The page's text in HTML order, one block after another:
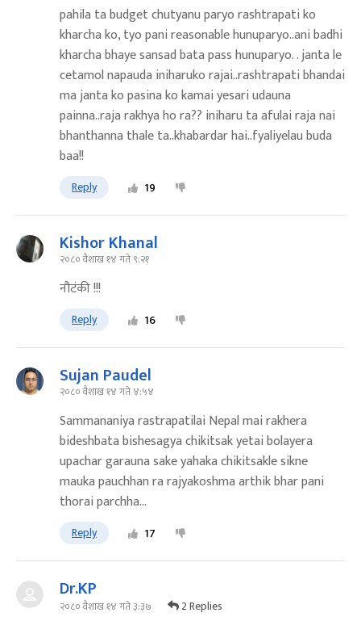
pahila ta budget chutyanu paryo rashtrapati ko
kharcha ko, tyo pani reasonable hunuparyo..ani badhi
kharcha bhaye sansad bata pass hunuparyo. . janta le
cetamol napauda iniharuko rajai..rashtrapati bhandai
ma janta ko pasina ko kamai yesari udauna
painna..raja rakhya ho ra?? iniharu ta afulai raja nai
bhanthanna thale ta..khabardar hai..fyaliyelau buda
baa!!
Reply 19
Kishor Khanal
२०८० वैशाख १४ गते ९:२१
नौटंकी !!!
Reply 16
Sujan Paudel
२०८० वैशाख १४ गते ४:५४
Sammananiya rastrapatilai Nepal mai rakhera
bideshbata bishesagya chikitsak yetai bolayera
upachar garauna sake yahaka chikitsakle sikne
mauka pauchhan ra rajyakoshma arthik bhar pani
thorai parchha...
Reply 17
Dr.KP
२०८० वैशाख १४ गते ३:३७ 2 Replies